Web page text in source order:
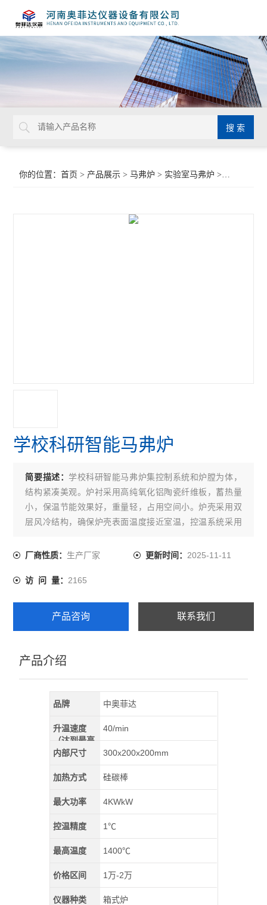
你的位置：首页 > 产品展示 >马弗炉 > 实验室马弗炉 >学校科研智能马弗炉
学校科研智能马弗炉
简要描述： 学校科研智能马弗炉集控制系统和炉膛为体，
结构紧凑美观。炉衬采用高纯氧化铝陶瓷纤维板，蓄热量
小，保温节能效果好，重量轻，占用空间小。炉壳采用双
层风冷结构，确保炉壳表面温度接近室温，控温系统采用
系列电炉广泛应用于高等院校、科研院所以及企业实验
化、分析和研制用的理想备。
厂商性质： 生产厂家 更新时间： 2025-11-11
访 问 量：2165
产品咨询 联系我们
产品介绍
品牌 中奥菲达
升温速度
（达到最高
温）
40/min
内部尺寸 300x200x200mm
加热方式 硅碳棒
最大功率 4KWkW
控温精度 1℃
最高温度 1400℃
价格区间 1万-2万
仪器种类 箱式炉